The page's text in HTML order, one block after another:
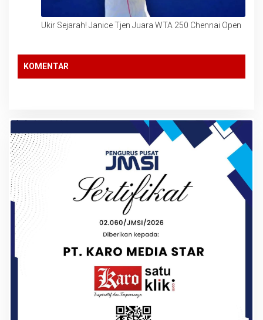
Ukir Sejarah! Janice Tjen Juara WTA 250 Chennai Open
KOMENTAR